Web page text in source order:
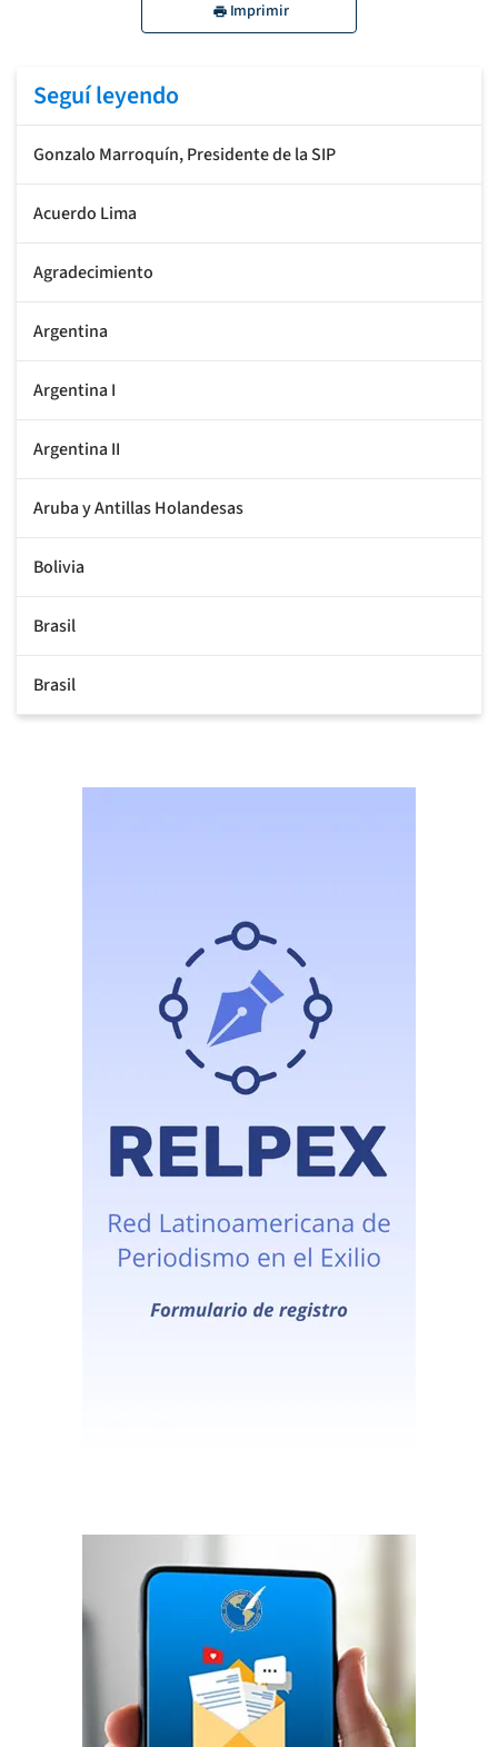
Imprimir
Seguí leyendo
Gonzalo Marroquín, Presidente de la SIP
Acuerdo Lima
Agradecimiento
Argentina
Argentina I
Argentina II
Aruba y Antillas Holandesas
Bolivia
Brasil
Brasil